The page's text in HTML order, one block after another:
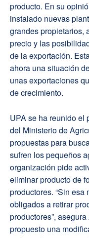
producto. En su
instalado nuevas
grandes propietarios,
precio y las
de la exportación.
ahora una situación
unas exportaciones
de crecimiento.
UPA se ha reunido el
del Ministerio de
propuestas para
sufren los pequeños
organización pide
eliminar producto de
productores. “Sin
obligados a retirar
productores”,
propuesto una